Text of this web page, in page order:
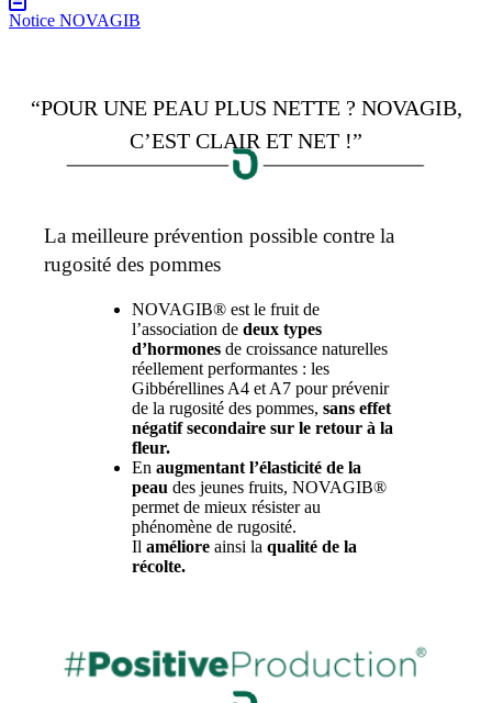
Notice NOVAGIB
“POUR UNE PEAU PLUS NETTE ? NOVAGIB,
C’EST CLAIR ET NET !”
La meilleure prévention possible contre la
rugosité des pommes
NOVAGIB® est le fruit de
l’association de deux types
d’hormones de croissance naturelles
réellement performantes : les
Gibbérellines A4 et A7 pour prévenir
de la rugosité des pommes, sans effet
négatif secondaire sur le retour à la
fleur.
En augmentant l’élasticité de la
peau des jeunes fruits, NOVAGIB®
permet de mieux résister au
phénomène de rugosité.
Il améliore ainsi la qualité de la
récolte.